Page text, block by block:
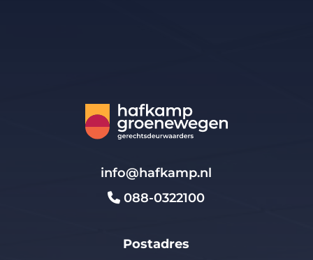
info@hafkamp.nl
088-0322100
Postadres